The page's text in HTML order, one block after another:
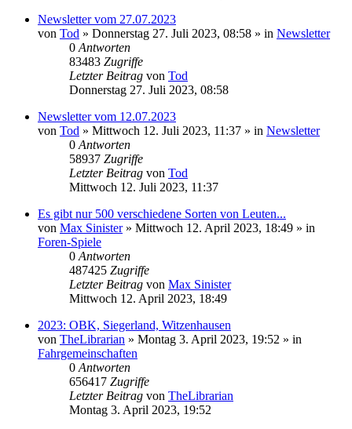
Newsletter vom 27.07.2023
von Tod » Donnerstag 27. Juli 2023, 08:58 » in Newsletter
0 Antworten
83483 Zugriffe
Letzter Beitrag von Tod
Donnerstag 27. Juli 2023, 08:58
Newsletter vom 12.07.2023
von Tod » Mittwoch 12. Juli 2023, 11:37 » in Newsletter
0 Antworten
58937 Zugriffe
Letzter Beitrag von Tod
Mittwoch 12. Juli 2023, 11:37
Es gibt nur 500 verschiedene Sorten von Leuten...
von Max Sinister» Mittwoch 12. April 2023, 18:49 » in
Foren-Spiele
0 Antworten
487425 Zugriffe
Letzter Beitrag von Max Sinister
Mittwoch 12. April 2023, 18:49
2023: OBK, Siegerland, Witzenhausen
von TheLibrarian » Montag 3. April 2023, 19:52 » in
Fahrgemeinschaften
0 Antworten
656417 Zugriffe
Letzter Beitrag von TheLibrarian
Montag 3. April 2023, 19:52